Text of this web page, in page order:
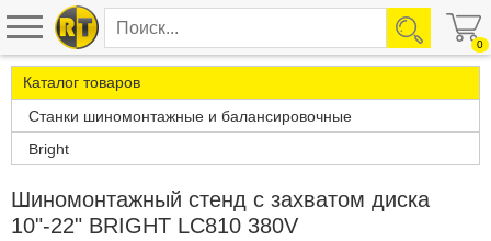
0
Каталог товаров
Станки шиномонтажные и балансировочные
Bright
Шиномонтажный стенд с захватом диска
10"-22" BRIGHT LC810 380V